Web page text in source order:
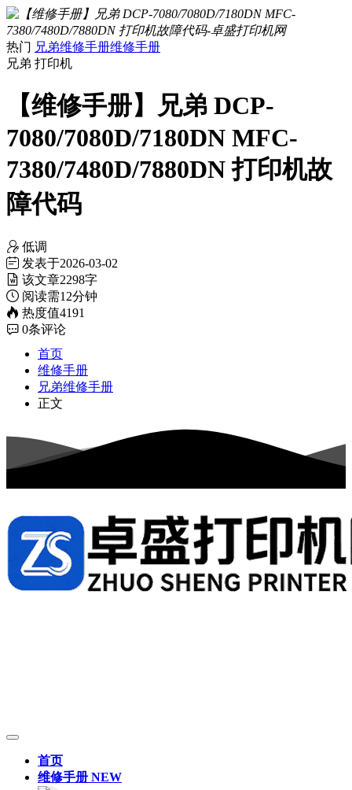
热门 兄弟维修手册维修手册
兄弟 打印机
【维修手册】兄弟 DCP-
7080/7080D/7180DN MFC-
7380/7480D/7880DN 打印机故
障代码
低调
发表于2026-03-02
该文章2298字
阅读需12分钟
热度值4191
0条评论
首页
维修手册
兄弟维修手册
正文
首页
维修手册 NEW